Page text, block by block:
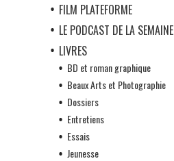
FILM PLATEFORME
LE PODCAST DE LA SEMAINE
LIVRES
BD et roman graphique
Beaux Arts et Photographie
Dossiers
Entretiens
Essais
Jeunesse